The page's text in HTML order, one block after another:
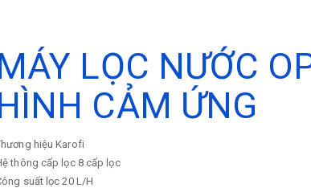
LỌC NƯỚC
CẢM ỨNG
hiệu Karofi
thông cấp lọc 8 cấp lọc
suất lọc 20 L/H